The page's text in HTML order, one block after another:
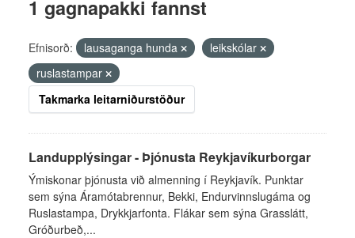
1 gagnapakki fannst
Efnisorð: lausaganga hunda
leikskólar
ruslastampar
Takmarka leitarniðurstöður
Landupplýsingar - Þjónusta Reykjavíkurborgar
Ýmiskonar þjónusta við almenning í Reykjavík. Punktar
sem sýna Áramótabrennur, Bekki, Endurvinnslugáma og
Ruslastampa, Drykkjarfonta. Flákar sem sýna Grasslátt,
Gróðurbeð,...